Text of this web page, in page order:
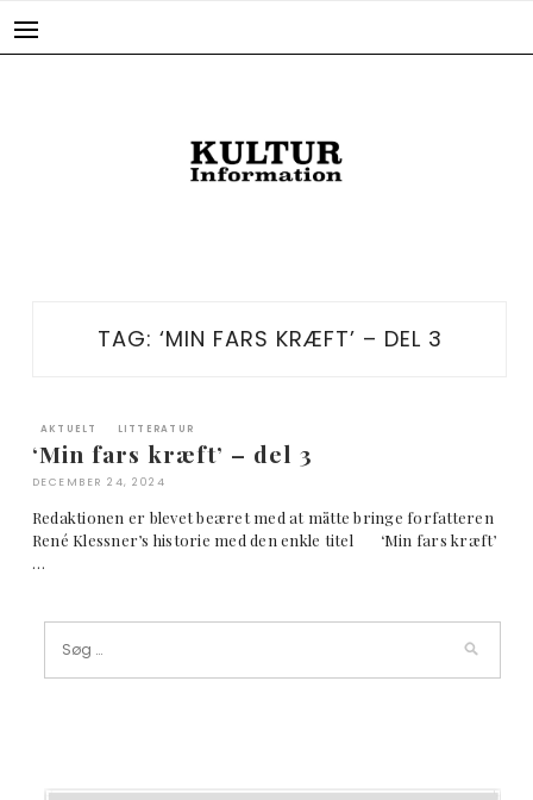
TAG: ‘MIN FARS KRÆFT’ – DEL 3
AKTUELT LITTERATUR
‘Min fars kræft’ – del 3
DECEMBER 24, 2024
Redaktionen er blevet beæret med at måtte bringe forfatteren
René Klessner’s historie med den enkle titel ‘Min fars kræft’
…